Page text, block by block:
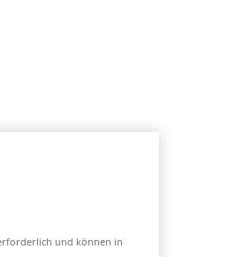
und können in